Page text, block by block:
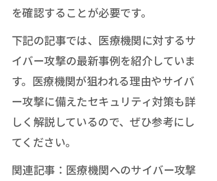
を確認することが必要です。
下記の記事では、医療機関に対するサ
イバー攻撃の最新事例を紹介していま
す。医療機関が狙われる理由やサイバ
ー攻撃に備えたセキュリティ対策も詳
しく解説しているので、ぜひ参考にし
てください。
関連記事： 医療機関へのサイバー攻撃